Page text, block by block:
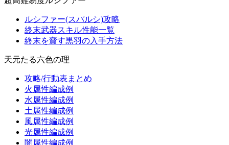
ルシファー(スパルシ)攻略
終末武器スキル性能一覧
終末を齎す黒羽の入手方法
天元たる六色の理
攻略/行動表まとめ
火属性編成例
水属性編成例
土属性編成例
風属性編成例
光属性編成例
闇属性編成例